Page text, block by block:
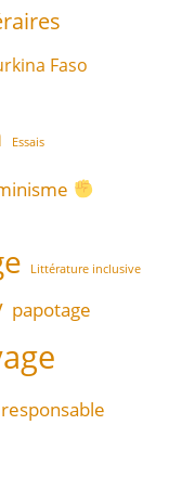
Faso
Essais
Littérature inclusive
papotage